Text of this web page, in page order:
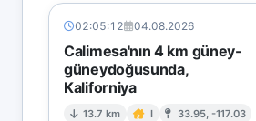
02:05:12 04.08.2026
Calimesa'nın 4 km güney-
güneydoğusunda,
Kaliforniya
13.7 km I 33.95, -117.03